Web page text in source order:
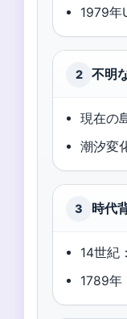
1979年
2 不明
現在の
潮汐変
3 時代
14世紀
1789年